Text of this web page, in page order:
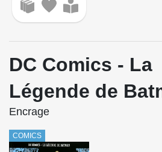
DC Comics - La
Légende de
Encrage
COMICS